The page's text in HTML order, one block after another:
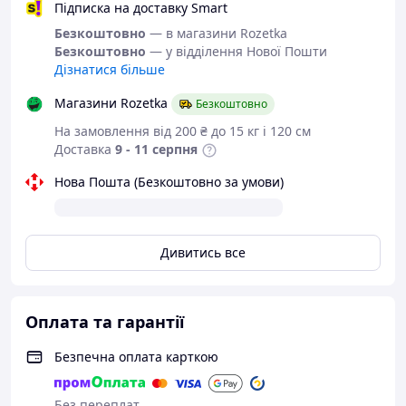
Насолоджуйтеся всіма перевагами бездротового
з'єднання на великих відстанях. Ця антена не вимагає
жодного настроювання та встановлення програмного
забезпечення.
Особливості
Сумісність із пристроями, що підтримують
стандарти 802.11n/b/g.
Коефіцієнт посилення 8,8 дБі
Обладнана роз'ємом TS9
Розмір антени: 235 × 120 × 71 мм
Вага антени: 0.28 кг
Характеристики
Антена
Частота
700 - 2600 Мгц
Підписка на доставку Smart
Безкоштовно — в магазини Rozetka
Безкоштовно — у відділення Нової Пошти
Дізнатися більше
Магазини Rozetka
Безкоштовно
На замовлення від 200 ₴ до 15 кг і 120 см
Доставка 9 - 11 серпня
Нова Пошта (Безкоштовно за умови)
Дивитись все
Оплата та гарантії
Безпечна оплата карткою